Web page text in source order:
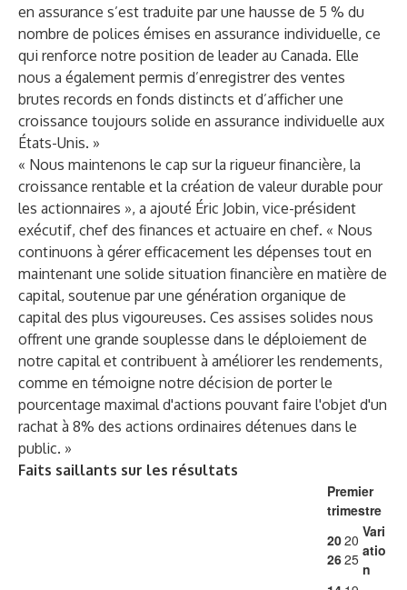
en assurance s’est traduite par une hausse de 5 % du
nombre de polices émises en assurance individuelle, ce
qui renforce notre position de leader au Canada. Elle
nous a également permis d’enregistrer des ventes
brutes records en fonds distincts et d’afficher une
croissance toujours solide en assurance individuelle aux
États-Unis. »
« Nous maintenons le cap sur la rigueur financière, la
croissance rentable et la création de valeur durable pour
les actionnaires », a ajouté Éric Jobin, vice-président
exécutif, chef des finances et actuaire en chef. « Nous
continuons à gérer efficacement les dépenses tout en
maintenant une solide situation financière en matière de
capital, soutenue par une génération organique de
capital des plus vigoureuses. Ces assises solides nous
offrent une grande souplesse dans le déploiement de
notre capital et contribuent à améliorer les rendements,
comme en témoigne notre décision de porter le
pourcentage maximal d'actions pouvant faire l'objet d'un
rachat à 8% des actions ordinaires détenues dans le
public. »
Faits saillants sur les résultats
Premier
trimestre
20
26
20
25
Vari
atio
n